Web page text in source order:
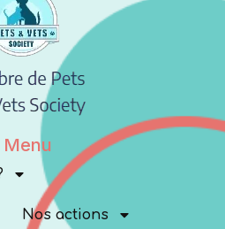
Menu
Nos actions